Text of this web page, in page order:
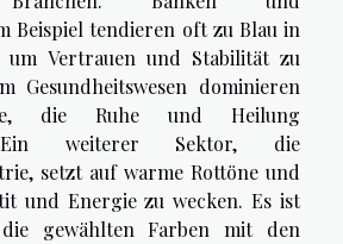
Beispiel tendieren oft zu Blau in
um Vertrauen und Stabilität zu
Gesundheitswesen dominieren
die Ruhe und Heilung
Ein weiterer Sektor, die
setzt auf warme Rottöne und
und Energie zu wecken. Es ist
gewählten Farben mit den